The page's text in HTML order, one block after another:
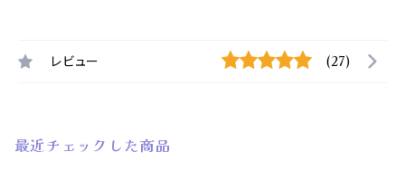
レビュー (27)
最近チェックした商品